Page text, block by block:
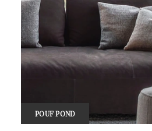
POUF POND